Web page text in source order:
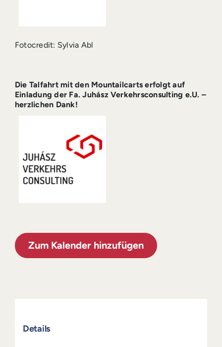
Fotocredit: Sylvia Abl
Die Talfahrt mit den Mountailcarts erfolgt auf
Einladung der Fa. Juhász Verkehrsconsulting e.U. –
herzlichen Dank!
Zum Kalender hinzufügen
Details